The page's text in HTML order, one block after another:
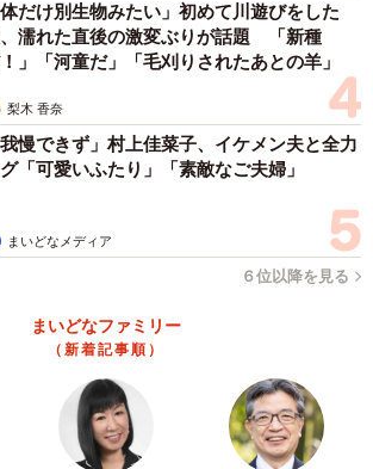
体だけ別生物みたい」初めて川遊びをした
濡れた直後の激変ぶりが話題 「新種
」「河童だ」「毛刈りされたあとの羊」
梨木 香奈
我慢できず」村上佳菜子、イケメン夫と全力
「可愛いふたり」「素敵なご夫婦」
まいどなメディア
６位以降を見る
まいどなファミリー
（新着記事順）